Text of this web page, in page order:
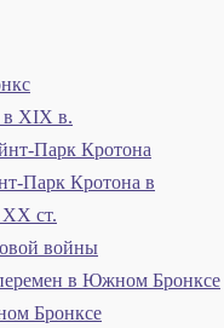
в XIX в.
Парк Кротона
Парк Кротона в
ХХ ст.
войны
в Южном Бронксе
Бронксе